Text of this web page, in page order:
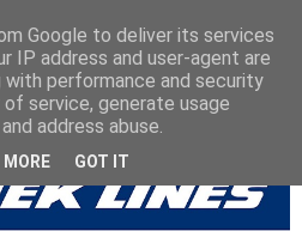
Google to deliver its services
IP address and user-agent are
with performance and security
service, generate usage
address abuse.
MORE GOT IT